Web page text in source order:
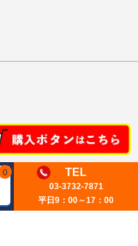
0 TEL
03-3732-7871
平日9：00～17：00
へ